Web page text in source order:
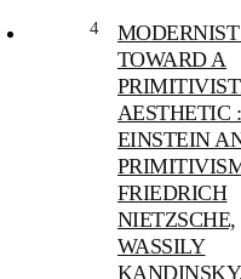
4
MODERNIST
TOWARD A
AESTHETIC
EINSTEIN
FRIEDRICH
NIETZSCHE,
WASSILY